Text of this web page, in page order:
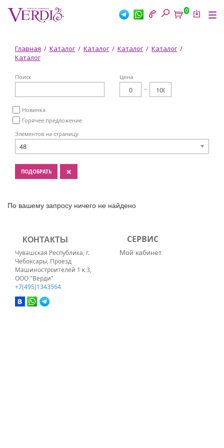
основному
0
Вы
здесь
Главная / Каталог / Каталог / Каталог / Каталог /
Каталог
Поиск Цена
Новинка
Горячее предложение
Элементов на страницу
48
ПОДОБРАТЬ ×
По вашему запросу ничего не найдено
КОНТАКТЫ
Чувашская Республика, г.
Чебоксары, Проезд
Машиностроителей 1 к 3,
ООО "Верди"
+7(495)1343564
СЕРВИС
Мой кабинет